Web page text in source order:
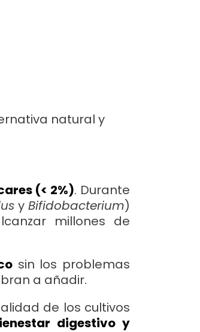
natural y
(< 2%). Durante
yBifidobacterium)
millones de
sin los problemas
a añadir.
de los cultivos
digestivo y